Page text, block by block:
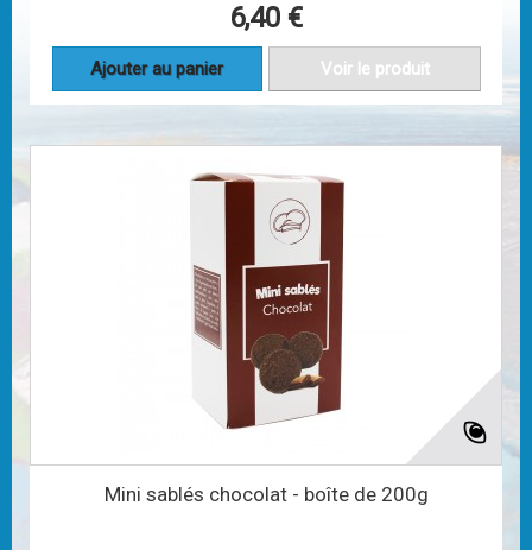
6,40 €
Ajouter au panier Voir le produit
Mini sablés chocolat - boîte de 200g